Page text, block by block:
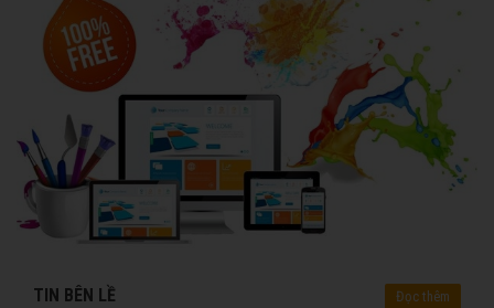
TIN BÊN LỀ Đọc thêm